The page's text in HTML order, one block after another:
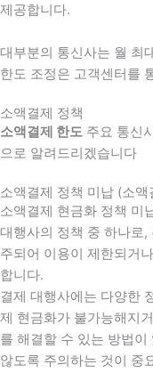
제공합니다.
대부분의 통신사는 월 최
한도 조정은 고객센터를
소액결제 정책
소액결제 한도 주요 통신
으로 알려드리겠습니다
소액결제 정책 미납 (소
소액결제 현금화 정책 미
대행사의 정책 중 하나로
주되어 이용이 제한되거
합니다.
결제 대행사에는 다양한
제 현금화가 불가능해지
를 해결할 수 있는 방법이
않도록 주의하는 것이 중